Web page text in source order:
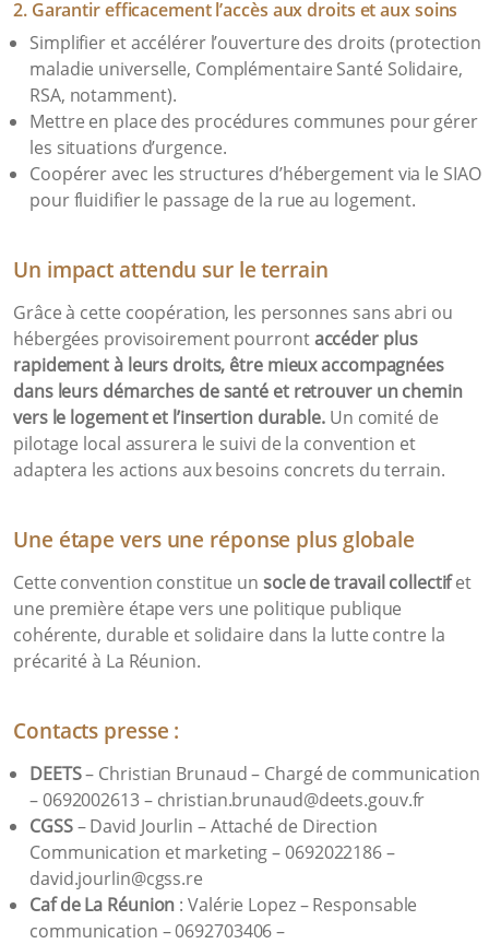
2. Garantir efficacement l’accès aux droits et aux soins
Simplifier et accélérer l’ouverture des droits (protection
maladie universelle, Complémentaire Santé Solidaire,
RSA, notamment).
Mettre en place des procédures communes pour gérer
les situations d’urgence.
Coopérer avec les structures d’hébergement via le SIAO
pour fluidifier le passage de la rue au logement.
Un impact attendu sur le terrain
Grâce à cette coopération, les personnes sans abri ou
hébergées provisoirement pourrontaccéder plus
rapidement à leurs droits, être mieux accompagnées
dans leurs démarches de santé et retrouver un chemin
vers le logement et l’insertion durable. Un comité de
pilotage local assurera le suivi de la convention et
adaptera les actions aux besoins concrets du terrain.
Une étape vers une réponse plus globale
Cette convention constitue un socle de travail collectifet
une première étape vers une politique publique
cohérente, durable et solidaire dans la lutte contre la
précarité à La Réunion.
Contacts presse :
DEETS– Christian Brunaud – Chargé de communication
– 0692002613 – christian.brunaud@deets.gouv.fr
CGSS– David Jourlin – Attaché de Direction
Communication et marketing – 0692022186 –
david.jourlin@cgss.re
Caf de La Réunion : Valérie Lopez – Responsable
communication – 0692703406 –